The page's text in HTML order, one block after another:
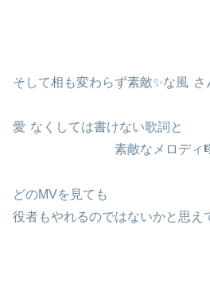
そして相も変わらず素敵✨な風 さ
愛 なくしては書けない歌詞と
素敵なメロディ
どのMVを見ても
役者もやれるのではないかと思え